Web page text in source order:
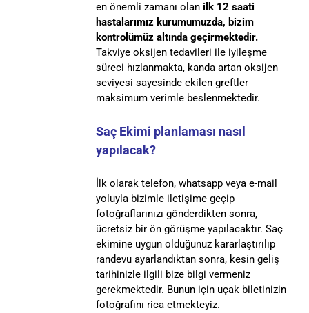
en önemli zamanı olan ilk 12 saati
hastalarımız kurumumuzda, bizim
kontrolümüz altında geçirmektedir.
Takviye oksijen tedavileri ile iyileşme
süreci hızlanmakta, kanda artan oksijen
seviyesi sayesinde ekilen greftler
maksimum verimle beslenmektedir.
Saç Ekimi planlaması nasıl
yapılacak?
İlk olarak telefon, whatsapp veya e-mail
yoluyla bizimle iletişime geçip
fotoğraflarınızı gönderdikten sonra,
ücretsiz bir ön görüşme yapılacaktır. Saç
ekimine uygun olduğunuz kararlaştırılıp
randevu ayarlandıktan sonra, kesin geliş
tarihinizle ilgili bize bilgi vermeniz
gerekmektedir. Bunun için uçak biletinizin
fotoğrafını rica etmekteyiz.